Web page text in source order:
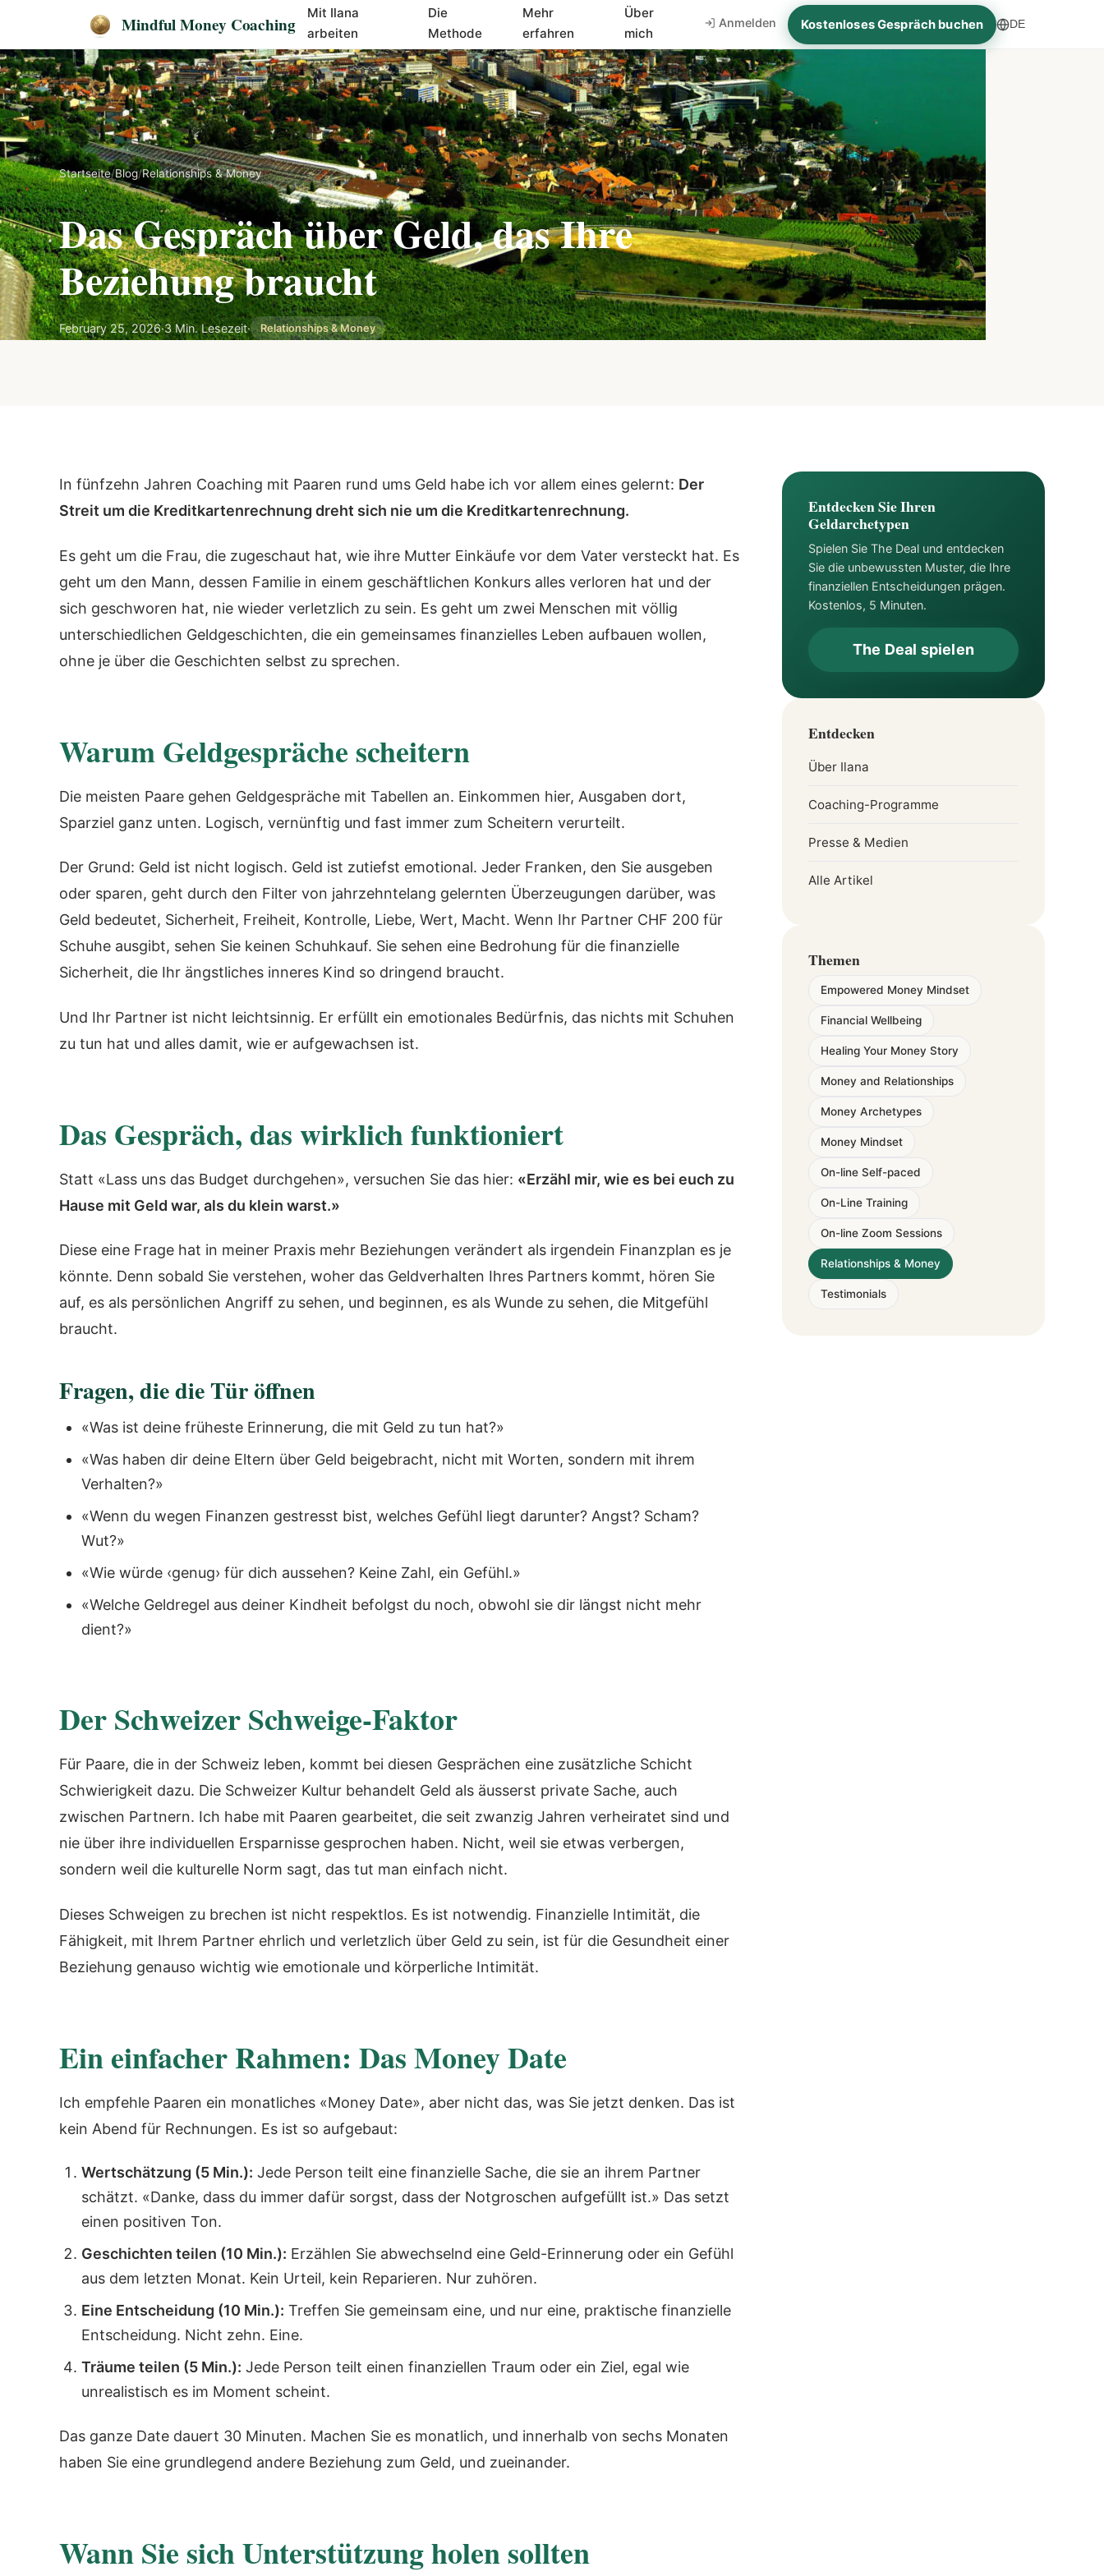
Mindful Money Coaching
Mit Ilana
arbeiten
Die
Methode
Mehr
erfahren
Über
mich
Anmelden Kostenloses Gespräch buchen DE
Startseite/Blog/Relationships & Money
Das Gespräch über Geld, das Ihre
Beziehung braucht
February 25, 2026·3 Min. Lesezeit· Relationships & Money
In fünfzehn Jahren Coaching mit Paaren rund ums Geld habe ich vor allem eines gelernt: Der
Streit um die Kreditkartenrechnung dreht sich nie um die Kreditkartenrechnung.
Es geht um die Frau, die zugeschaut hat, wie ihre Mutter Einkäufe vor dem Vater versteckt hat. Es
geht um den Mann, dessen Familie in einem geschäftlichen Konkurs alles verloren hat und der
sich geschworen hat, nie wieder verletzlich zu sein. Es geht um zwei Menschen mit völlig
unterschiedlichen Geldgeschichten, die ein gemeinsames finanzielles Leben aufbauen wollen,
ohne je über die Geschichten selbst zu sprechen.
Warum Geldgespräche scheitern
Die meisten Paare gehen Geldgespräche mit Tabellen an. Einkommen hier, Ausgaben dort,
Sparziel ganz unten. Logisch, vernünftig und fast immer zum Scheitern verurteilt.
Der Grund: Geld ist nicht logisch. Geld ist zutiefst emotional. Jeder Franken, den Sie ausgeben
oder sparen, geht durch den Filter von jahrzehntelang gelernten Überzeugungen darüber, was
Geld bedeutet, Sicherheit, Freiheit, Kontrolle, Liebe, Wert, Macht. Wenn Ihr Partner CHF 200 für
Schuhe ausgibt, sehen Sie keinen Schuhkauf. Sie sehen eine Bedrohung für die finanzielle
Sicherheit, die Ihr ängstliches inneres Kind so dringend braucht.
Und Ihr Partner ist nicht leichtsinnig. Er erfüllt ein emotionales Bedürfnis, das nichts mit Schuhen
zu tun hat und alles damit, wie er aufgewachsen ist.
Das Gespräch, das wirklich funktioniert
Statt «Lass uns das Budget durchgehen», versuchen Sie das hier: «Erzähl mir, wie es bei euch zu
Hause mit Geld war, als du klein warst.»
Diese eine Frage hat in meiner Praxis mehr Beziehungen verändert als irgendein Finanzplan es je
könnte. Denn sobald Sie verstehen, woher das Geldverhalten Ihres Partners kommt, hören Sie
auf, es als persönlichen Angriff zu sehen, und beginnen, es als Wunde zu sehen, die Mitgefühl
braucht.
Fragen, die die Tür öffnen
«Was ist deine früheste Erinnerung, die mit Geld zu tun hat?»
«Was haben dir deine Eltern über Geld beigebracht, nicht mit Worten, sondern mit ihrem
Verhalten?»
«Wenn du wegen Finanzen gestresst bist, welches Gefühl liegt darunter? Angst? Scham?
Wut?»
«Wie würde ‹genug› für dich aussehen? Keine Zahl, ein Gefühl.»
«Welche Geldregel aus deiner Kindheit befolgst du noch, obwohl sie dir längst nicht mehr
dient?»
Der Schweizer Schweige-Faktor
Für Paare, die in der Schweiz leben, kommt bei diesen Gesprächen eine zusätzliche Schicht
Schwierigkeit dazu. Die Schweizer Kultur behandelt Geld als äusserst private Sache, auch
zwischen Partnern. Ich habe mit Paaren gearbeitet, die seit zwanzig Jahren verheiratet sind und
nie über ihre individuellen Ersparnisse gesprochen haben. Nicht, weil sie etwas verbergen,
sondern weil die kulturelle Norm sagt, das tut man einfach nicht.
Dieses Schweigen zu brechen ist nicht respektlos. Es ist notwendig. Finanzielle Intimität, die
Fähigkeit, mit Ihrem Partner ehrlich und verletzlich über Geld zu sein, ist für die Gesundheit einer
Beziehung genauso wichtig wie emotionale und körperliche Intimität.
Ein einfacher Rahmen: Das Money Date
Ich empfehle Paaren ein monatliches «Money Date», aber nicht das, was Sie jetzt denken. Das ist
kein Abend für Rechnungen. Es ist so aufgebaut:
Wertschätzung (5 Min.): Jede Person teilt eine finanzielle Sache, die sie an ihrem Partner
schätzt. «Danke, dass du immer dafür sorgst, dass der Notgroschen aufgefüllt ist.» Das setzt
einen positiven Ton.
Geschichten teilen (10 Min.): Erzählen Sie abwechselnd eine Geld-Erinnerung oder ein Gefühl
aus dem letzten Monat. Kein Urteil, kein Reparieren. Nur zuhören.
Eine Entscheidung (10 Min.): Treffen Sie gemeinsam eine, und nur eine, praktische finanzielle
Entscheidung. Nicht zehn. Eine.
Träume teilen (5 Min.): Jede Person teilt einen finanziellen Traum oder ein Ziel, egal wie
unrealistisch es im Moment scheint.
Das ganze Date dauert 30 Minuten. Machen Sie es monatlich, und innerhalb von sechs Monaten
haben Sie eine grundlegend andere Beziehung zum Geld, und zueinander.
Wann Sie sich Unterstützung holen sollten
Entdecken Sie Ihren
Geldarchetypen
Spielen Sie The Deal und entdecken
Sie die unbewussten Muster, die Ihre
finanziellen Entscheidungen prägen.
Kostenlos, 5 Minuten.
The Deal spielen
Entdecken
Über Ilana
Coaching-Programme
Presse & Medien
Alle Artikel
Themen
Empowered Money Mindset
Financial Wellbeing
Healing Your Money Story
Money and Relationships
Money Archetypes
Money Mindset
On-line Self-paced
On-Line Training
On-line Zoom Sessions
Relationships & Money
Testimonials